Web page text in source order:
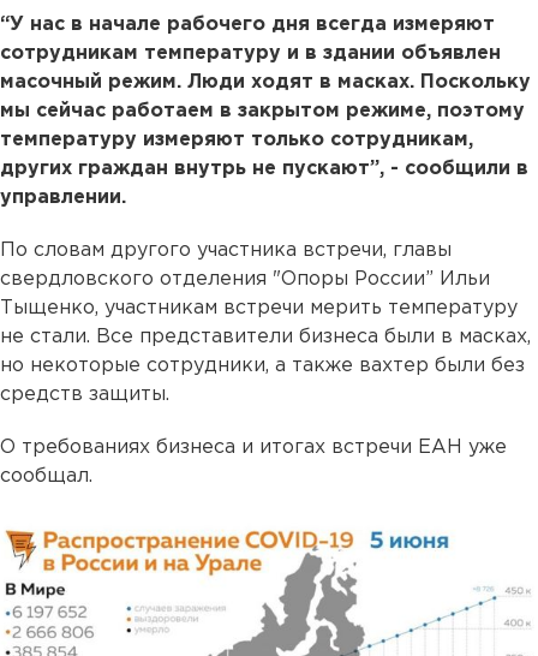
“У нас в начале рабочего дня всегда измеряют
сотрудникам температуру и в здании объявлен
масочный режим. Люди ходят в масках. Поскольку
мы сейчас работаем в закрытом режиме, поэтому
температуру измеряют только сотрудникам,
других граждан внутрь не пускают”, - сообщили в
управлении.
По словам другого участника встречи, главы
свердловского отделения "Опоры России” Ильи
Тыщенко, участникам встречи мерить температуру
не стали. Все представители бизнеса были в масках,
но некоторые сотрудники, а также вахтер были без
средств защиты.
О требованиях бизнеса и итогах встречи ЕАН уже
сообщал.